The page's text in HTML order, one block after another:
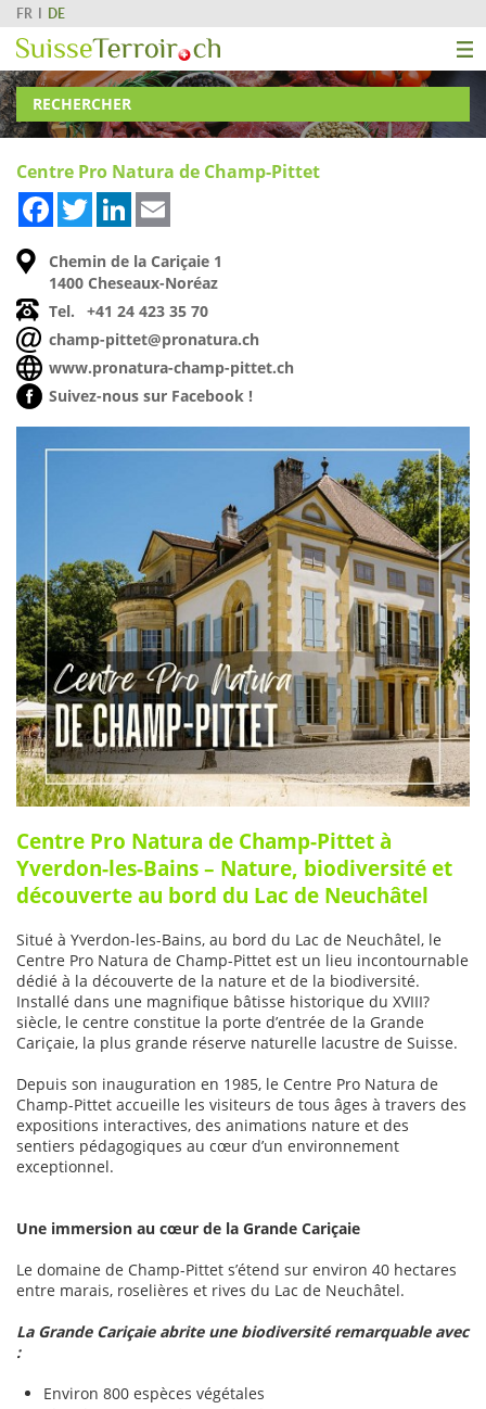
FR DE
RECHERCHER
Centre Pro Natura de Champ-Pittet
FacebookTwitterLinkedIn
Chemin de la Cariçaie 1
1400 Cheseaux-Noréaz
Tel.
+41 24 423 35 70
champ-pittet@pronatura.ch
www.pronatura-champ-pittet.ch
Suivez-nous sur Facebook !
Centre Pro Natura de Champ-Pittet à
Yverdon-les-Bains – Nature, biodiversité et
découverte au bord du Lac de Neuchâtel
Situé à Yverdon-les-Bains, au bord du Lac de Neuchâtel, le
Centre Pro Natura de Champ-Pittet est un lieu incontournable
dédié à la découverte de la nature et de la biodiversité.
Installé dans une magnifique bâtisse historique du XVIII?
siècle, le centre constitue la porte d’entrée de la Grande
Cariçaie, la plus grande réserve naturelle lacustre de Suisse.
Depuis son inauguration en 1985, le Centre Pro Natura de
Champ-Pittet accueille les visiteurs de tous âges à travers des
expositions interactives, des animations nature et des
sentiers pédagogiques au cœur d’un environnement
exceptionnel.
Une immersion au cœur de la Grande Cariçaie
Le domaine de Champ-Pittet s’étend sur environ 40 hectares
entre marais, roselières et rives du Lac de Neuchâtel.
La Grande Cariçaie abrite une biodiversité remarquable avec
:
Environ 800 espèces végétales